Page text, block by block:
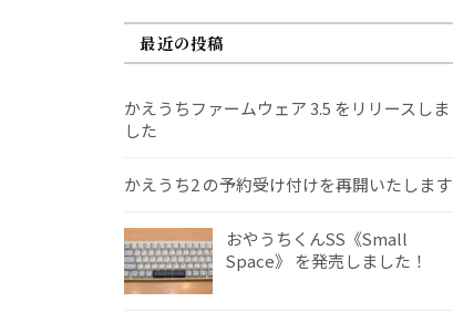
最近の投稿
かえうちファームウェア 3.5 をリリースしま
した
かえうち2 の予約受け付けを再開いたします
おやうちくんSS《Small
Space》 を発売しました！